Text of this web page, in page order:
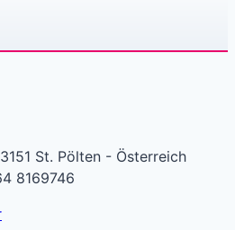
St. Pölten - Österreich
8169746